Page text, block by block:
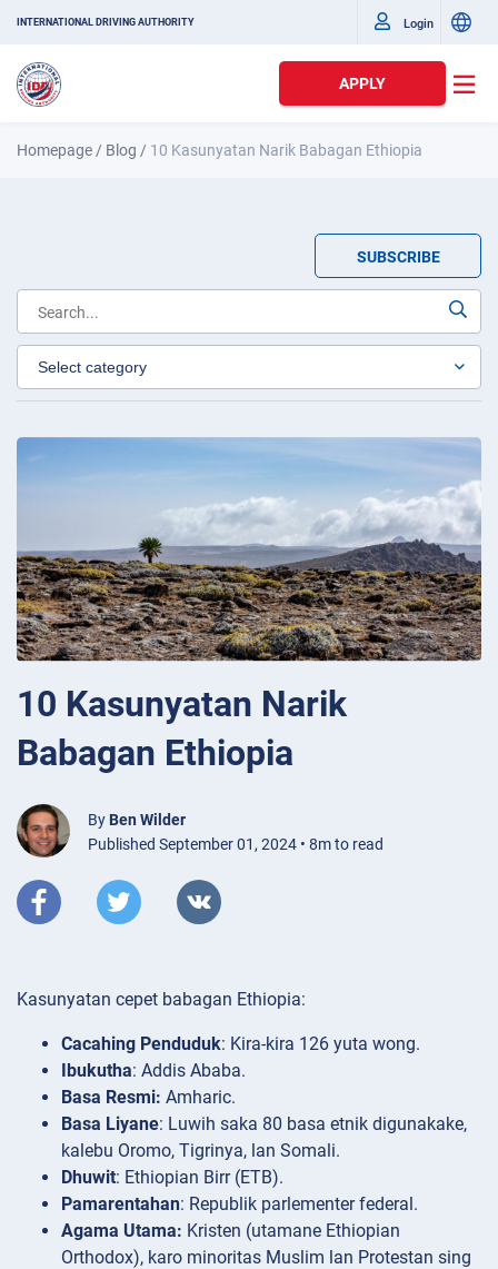
INTERNATIONAL DRIVING AUTHORITY Login
APPLY
Homepage / Blog / 10 Kasunyatan Narik Babagan Ethiopia
SUBSCRIBE
10 Kasunyatan Narik
Babagan Ethiopia
By Ben Wilder
Published September 01, 2024 • 8m to read
Kasunyatan cepet babagan Ethiopia:
Cacahing Penduduk: Kira-kira 126 yuta wong.
Ibukutha: Addis Ababa.
Basa Resmi: Amharic.
Basa Liyane: Luwih saka 80 basa etnik digunakake,
kalebu Oromo, Tigrinya, lan Somali.
Dhuwit: Ethiopian Birr (ETB).
Pamarentahan: Republik parlementer federal.
Agama Utama: Kristen (utamane Ethiopian
Orthodox), karo minoritas Muslim lan Protestan sing